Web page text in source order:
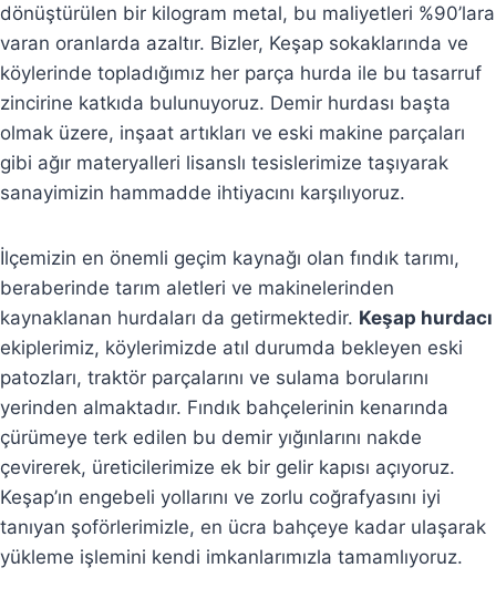
dönüştürülen bir kilogram metal, bu maliyetleri %90’lara
varan oranlarda azaltır. Bizler, Keşap sokaklarında ve
köylerinde topladığımız her parça hurda ile bu tasarruf
zincirine katkıda bulunuyoruz. Demir hurdası başta
olmak üzere, inşaat artıkları ve eski makine parçaları
gibi ağır materyalleri lisanslı tesislerimize taşıyarak
sanayimizin hammadde ihtiyacını karşılıyoruz.
İlçemizin en önemli geçim kaynağı olan fındık tarımı,
beraberinde tarım aletleri ve makinelerinden
kaynaklanan hurdaları da getirmektedir. Keşap hurdacı
ekiplerimiz, köylerimizde atıl durumda bekleyen eski
patozları, traktör parçalarını ve sulama borularını
yerinden almaktadır. Fındık bahçelerinin kenarında
çürümeye terk edilen bu demir yığınlarını nakde
çevirerek, üreticilerimize ek bir gelir kapısı açıyoruz.
Keşap’ın engebeli yollarını ve zorlu coğrafyasını iyi
tanıyan şoförlerimizle, en ücra bahçeye kadar ulaşarak
yükleme işlemini kendi imkanlarımızla tamamlıyoruz.